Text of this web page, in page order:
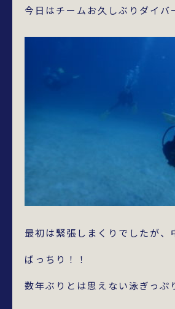
今日はチームお久しぶりダイバ
最初は緊張しまくりでしたが、
ばっちり！！
数年ぶりとは思えない泳ぎっぷ